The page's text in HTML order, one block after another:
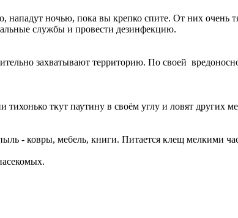
ночью, пока вы крепко спите. От них очень
службы и провести дезинфекцию.
захватывают территорию. По своей
ткут паутину в своём углу и ловят других
- ковры, мебель, книги. Питается клещ мелкими